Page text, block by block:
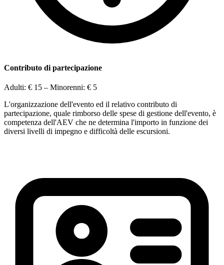
Contributo di partecipazione
Adulti: € 15 – Minorenni: € 5
L'organizzazione dell'evento ed il relativo contributo di
partecipazione, quale rimborso delle spese di gestione dell'evento, è
competenza dell'AEV che ne determina l'importo in funzione dei
diversi livelli di impegno e difficoltà delle escursioni.